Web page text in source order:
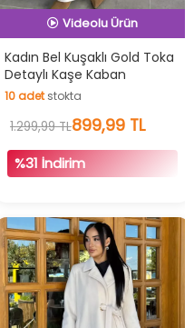
İndirimli Ürün
Hızlı Teslimat
Videolu Ürün
Kadın Bel Kuşaklı Gold Toka
Detaylı Kaşe Kaban
10adetstokta
10 adetstokta
1.299,99 TL899,99 TL
%31 İndirim